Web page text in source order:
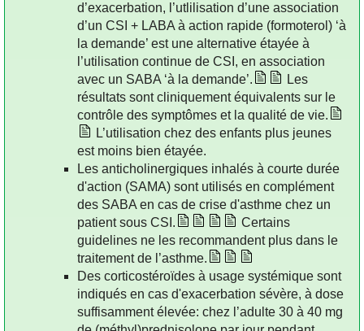
d’exacerbation, l’utlilisation d’une association
d’un CSI + LABA à action rapide (formoterol) ‘à
la demande’ est une alternative étayée à
l’utilisation continue de CSI, en association
avec un SABA ‘à la demande’.
Les
résultats sont cliniquement équivalents sur le
contrôle des symptômes et la qualité de vie.
L’utilisation chez des enfants plus jeunes
est moins bien étayée.
Les anticholinergiques inhalés à courte durée
d'action (SAMA) sont utilisés en complément
des SABA en cas de crise d'asthme chez un
patient sous CSI.
Certains
guidelines ne les recommandent plus dans le
traitement de l’asthme.
Des corticostéroïdes à usage systémique sont
indiqués en cas d'exacerbation sévère, à dose
suffisamment élevée: chez l’adulte 30 à 40 mg